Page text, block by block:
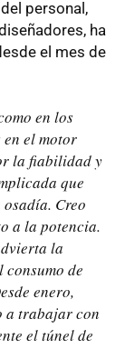
personal,
ha
el mes de
en los
el motor
la fiabilidad y
que
Creo
a la potencia.
la
de
enero,
a trabajar con
el túnel de